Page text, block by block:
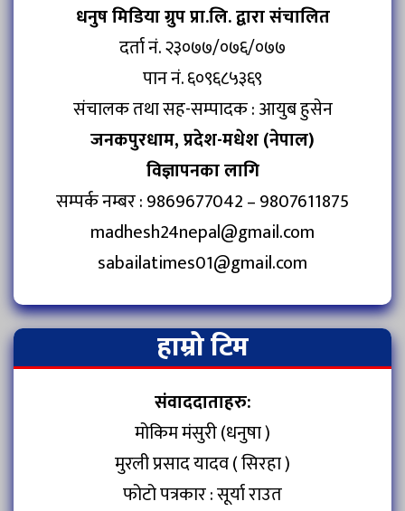
धनुष मिडिया ग्रुप प्रा.लि. द्वारा संचालित
दर्ता नं. २३०७७/०७६/०७७
पान नं. ६०९६८५३६९
संचालक तथा सह-सम्पादक : आयुब हुसेन
जनकपुरधाम, प्रदेश-मधेश (नेपाल)
विज्ञापनका लागि
सम्पर्क नम्बर : 9869677042 – 9807611875
madhesh24nepal@gmail.com
sabailatimes01@gmail.com
हाम्रो टिम
संवाददाताहरु:
मोकिम मंसुरी (धनुषा )
मुरली प्रसाद यादव ( सिरहा )
फोटो पत्रकार : सूर्या राउत